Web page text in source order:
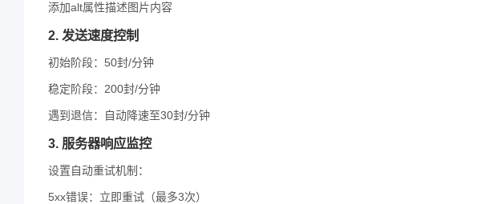
添加alt属性描述图片内容
2. 发送速度控制
初始阶段：50封/分钟
稳定阶段：200封/分钟
遇到退信：自动降速至30封/分钟
3. 服务器响应监控
设置自动重试机制：
5xx错误：立即重试（最多3次）